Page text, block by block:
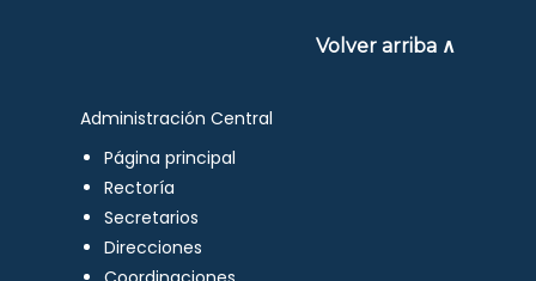
Volver arriba ∧
Administración Central
Página principal
Rectoría
Secretarios
Direcciones